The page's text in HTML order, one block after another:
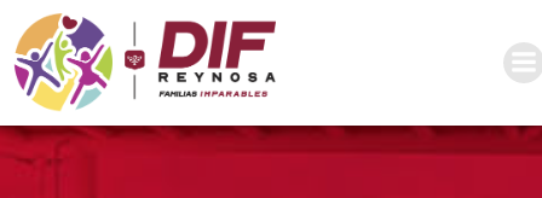
al
contenido